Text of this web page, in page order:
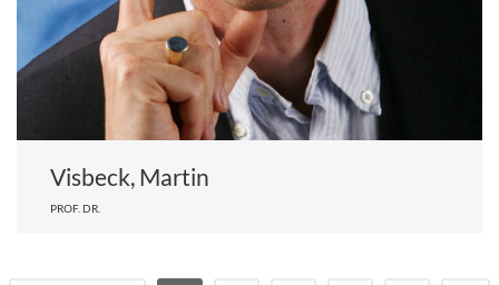
Visbeck, Martin
PROF. DR.